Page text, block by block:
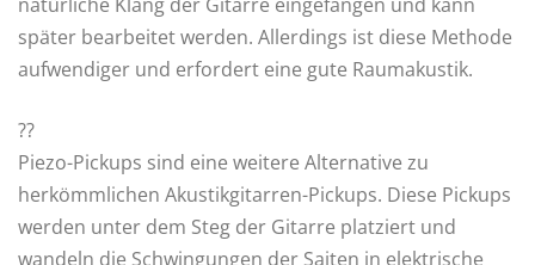
später bearbeitet werden. Allerdings ist diese Methode
aufwendiger und erfordert eine gute Raumakustik.
??
Piezo-Pickups sind eine weitere Alternative zu
herkömmlichen Akustikgitarren-Pickups. Diese Pickups
werden unter dem Steg der Gitarre platziert und
wandeln die Schwingungen der Saiten in elektrische